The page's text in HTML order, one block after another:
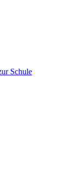
Schule